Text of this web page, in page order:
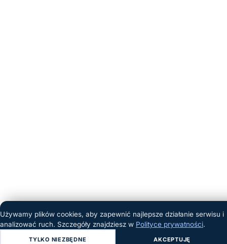
Używamy plików cookies, aby zapewnić najlepsze działanie serwisu i
analizować ruch. Szczegóły znajdziesz w Polityce prywatności.
TYLKO NIEZBĘDNE AKCEPTUJĘ